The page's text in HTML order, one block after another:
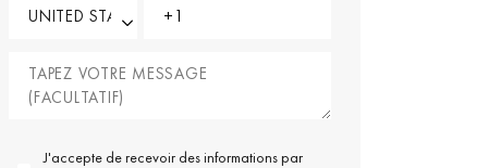
J'accepte de recevoir des informations par